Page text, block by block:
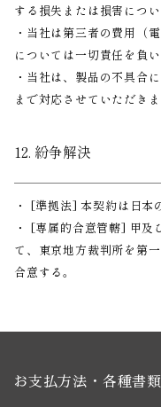
する損失または損害につ
・当社は第三者の費用（
については一切責任を負い
・当社は、製品の不具合
まで対応させていただきま
12. 紛争解決
・ [準拠法] 本契約は日本
・ [専属的合意管轄] 甲及
て、東京地方裁判所を第
合意する。
お支払方法・各種書